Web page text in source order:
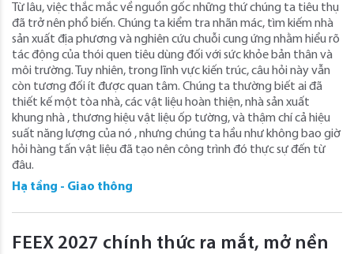
Từ lâu, việc thắc mắc về nguồn gốc những thứ chúng ta tiêu thụ
đã trở nên phổ biến. Chúng ta kiểm tra nhãn mác, tìm kiếm nhà
sản xuất địa phương và nghiên cứu chuỗi cung ứng nhằm hiểu rõ
tác động của thói quen tiêu dùng đối với sức khỏe bản thân và
môi trường. Tuy nhiên, trong lĩnh vực kiến ​​trúc, câu hỏi này vẫn
còn tương đối ít được quan tâm. Chúng ta thường biết ai đã
thiết kế một tòa nhà, các vật liệu hoàn thiện, nhà sản xuất
khung nhà , thương hiệu vật liệu ốp tường, và thậm chí cả hiệu
suất năng lượng của nó , nhưng chúng ta hầu như không bao giờ
hỏi hàng tấn vật liệu đã tạo nên công trình đó thực sự đến từ
đâu.
Hạ tầng - Giao thông
FEEX 2027 chính thức ra mắt, mở nền